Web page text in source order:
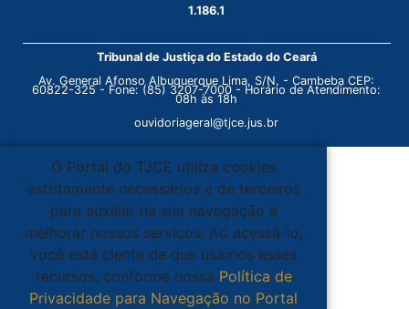
1.186.1
Tribunal de Justiça do Estado do Ceará
Av. General Afonso Albuquerque Lima, S/N. - Cambeba CEP:
60822-325 - Fone: (85) 3207-7000 - Horário de Atendimento:
08h às 18h
ouvidoriageral@tjce.jus.br
O Portal do TJCE utiliza cookies
estritamente necessários e de terceiros
para auxiliar na sua navegação e
melhorar nossos serviços. Ao acessá-lo,
você está ciente de que usamos esses
recursos, conforme nossa Política de
Privacidade para Navegação no Portal